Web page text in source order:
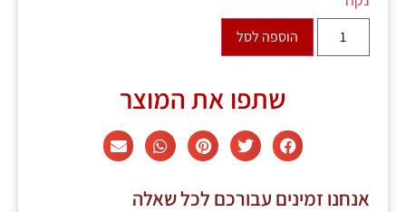
הוספה לסל
שתפו את המוצר
אנחנו זמינים עבורכם לכל שאלה